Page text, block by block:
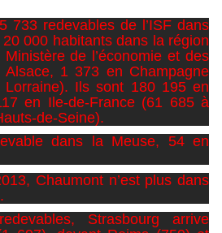
733 redevables de l’ISF dans
000 habitants dans la région
de l’économie et des
1 373 en Champagne
Ils sont 180 195 en
en Ile-de-France (61 685 à
de-Seine).
dans la Meuse, 54 en
Chaumont n’est plus dans
Strasbourg arrive